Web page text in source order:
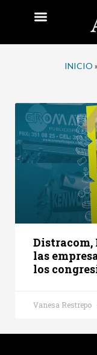
INICIO »
las
los
Vanesa Restrepo